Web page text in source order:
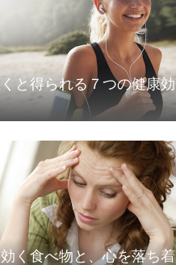
と得られる７つの健康効
く食べ物と、心を落ち着